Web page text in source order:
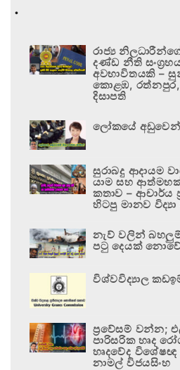
.
රාජ්‍ය
දණ්ඩ නීති
අවභාවිතයකි –
කොළඹ, රත්නපුර,
දිසාපති
ලෝකයේ
සුරාබදු ආදායම
යාම සහ
කතාව – ආචාර්ය
හිටපු මානව විද්‍යා
නැව් වලින්
පටු දෙයක්
විශ්වවිද්‍යාල
ප්‍රවේසම් වන්න;
පාරිසරික හෘද
හෘදවේද
නාමල් විජයසිංහ